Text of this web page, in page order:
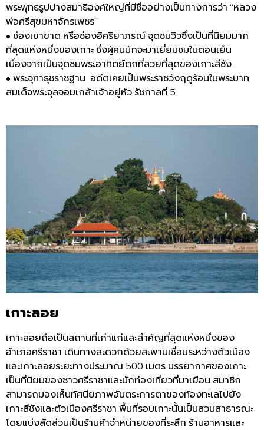
พระพุทธรูปปางสมาธิองค์ใหญ่ที่มีชื่ออย่างเป็นทางการว่า “หลวง
พ่อศรีสุขมหาจักรเพชร”
• ช่องเขาขาด หรือช่องอิศริยาภรณ์ จุดชมวิวซึ่งเป็นที่นิยมมาก
ที่สุดแห่งหนึ่งของเกาะ ซึ่งผู้คนมักจะมาเยี่ยมชมในตอนเย็น
เนื่องจากเป็นจุดชมพระอาทิตย์ตกที่สวยที่สุดของเกาะสีชัง
• พระจุฑาธุชราชฐาน อดีตเคยเป็นพระราชวังฤดูร้อนในพระบาท
สมเด็จพระจุลจอมเกล้าเจ้าอยู่หัว รัชกาลที่ 5
เกาะลอย
เกาะลอยถือเป็นสถานที่เก่าแก่และสำคัญที่สุดแห่งหนึ่งของ
อำเภอศรีราชา เดินทางสะดวกด้วยสะพานเชื่อมระหว่างตัวเมือง
และเกาะลอยระยะทางประมาณ 500 เมตร บรรยากาศของเกาะ
เป็นที่นิยมของชาวศรีราชาและนักท่องเที่ยวที่มาเยือน สมาชิก
สามารถมองเห็นทัศนียภาพอันตระการตาของท้องทะเลไปยัง
เกาะสีชังและตัวเมืองศรีราชา พื้นที่รอบเกาะนั้นเป็นสวนสาธารณะ
โดยแบ่งสัดส่วนเป็นร้านค้าจำหน่ายของที่ระลึก ร้านอาหารและ